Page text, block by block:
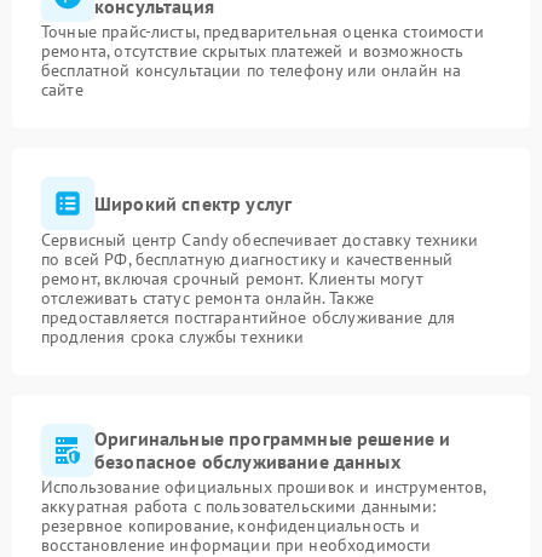
консультация
Точные прайс-листы, предварительная оценка стоимости
ремонта, отсутствие скрытых платежей и возможность
бесплатной консультации по телефону или онлайн на
сайте
Широкий спектр услуг
Сервисный центр Candy обеспечивает доставку техники
по всей РФ, бесплатную диагностику и качественный
ремонт, включая срочный ремонт. Клиенты могут
отслеживать статус ремонта онлайн. Также
предоставляется постгарантийное обслуживание для
продления срока службы техники
Оригинальные программные решение и
безопасное обслуживание данных
Использование официальных прошивок и инструментов,
аккуратная работа с пользовательскими данными:
резервное копирование, конфиденциальность и
восстановление информации при необходимости